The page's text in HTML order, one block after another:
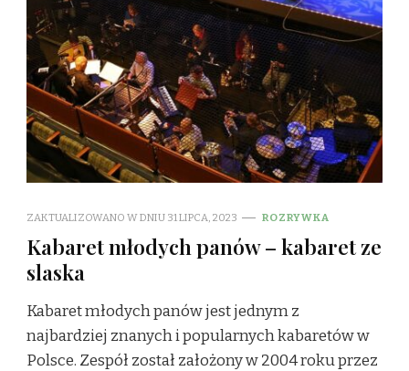
ZAKTUALIZOWANO W DNIU 31 LIPCA, 2023 ROZRYWKA
Kabaret młodych panów – kabaret ze
slaska
Kabaret młodych panów jest jednym z
najbardziej znanych i popularnych kabaretów w
Polsce. Zespół został założony w 2004 roku przez